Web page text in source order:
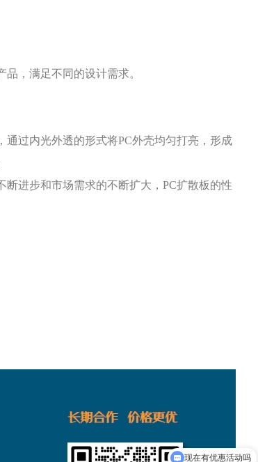
，满足不同的设计需求。
过内光外透的形式将PC外壳均匀打亮，形成
进步和市场需求的不断扩大，PC扩散板的性
现在有优惠活动吗